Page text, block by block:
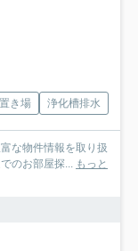
き場 浄化槽排水
な物件情報を取り扱
のお部屋探... もっと